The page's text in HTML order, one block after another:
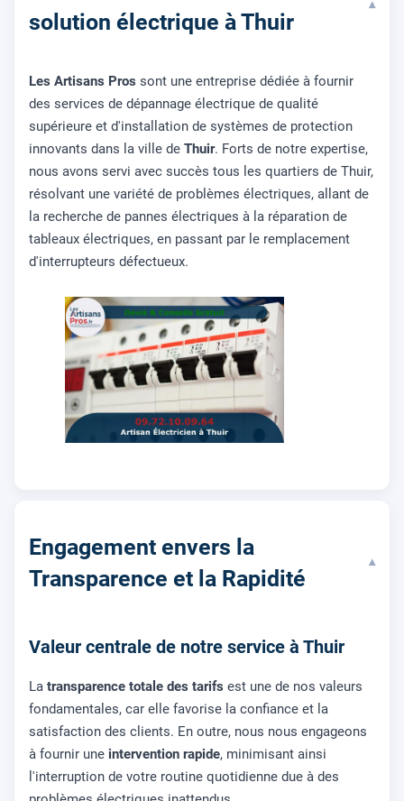
solution électrique à Thuir
▾
Les Artisans Pros sont une entreprise dédiée à fournir
des services de dépannage électrique de qualité
supérieure et d'installation de systèmes de protection
innovants dans la ville de Thuir. Forts de notre expertise,
nous avons servi avec succès tous les quartiers de Thuir,
résolvant une variété de problèmes électriques, allant de
la recherche de pannes électriques à la réparation de
tableaux électriques, en passant par le remplacement
d'interrupteurs défectueux.
Engagement envers la
Transparence et la Rapidité
▾
Valeur centrale de notre service à Thuir
La transparence totale des tarifs est une de nos valeurs
fondamentales, car elle favorise la confiance et la
satisfaction des clients. En outre, nous nous engageons
à fournir une intervention rapide, minimisant ainsi
l'interruption de votre routine quotidienne due à des